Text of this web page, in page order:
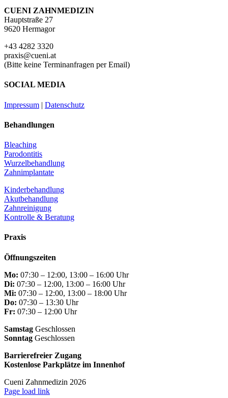
CUENI ZAHNMEDIZIN
Hauptstraße 27
9620 Hermagor
+43 4282 3320
praxis@cueni.at
(Bitte keine Terminanfragen per Email)
SOCIAL MEDIA
Impressum | Datenschutz
Behandlungen
Bleaching
Parodontitis
Wurzelbehandlung
Zahnimplantate
Kinderbehandlung
Akutbehandlung
Zahnreinigung
Kontrolle & Beratung
Praxis
Öffnungszeiten
Mo: 07:30 – 12:00, 13:00 – 16:00 Uhr
Di: 07:30 – 12:00, 13:00 – 16:00 Uhr
Mi: 07:30 – 12:00, 13:00 – 18:00 Uhr
Do: 07:30 – 13:30 Uhr
Fr: 07:30 – 12:00 Uhr
Samstag Geschlossen
Sonntag Geschlossen
Barrierefreier Zugang
Kostenlose Parkplätze im Innenhof
Cueni Zahnmedizin 2026
Facebook
Instagram
Page load link